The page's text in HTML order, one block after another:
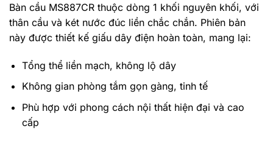
Bàn cầu MS887CR thuộc dòng 1 khối nguyên khối, với
thân cầu và két nước đúc liền chắc chắn. Phiên bản
này được thiết kế giấu dây điện hoàn toàn, mang lại:
Tổng thể liền mạch, không lộ dây
Không gian phòng tắm gọn gàng, tinh tế
Phù hợp với phong cách nội thất hiện đại và cao
cấp